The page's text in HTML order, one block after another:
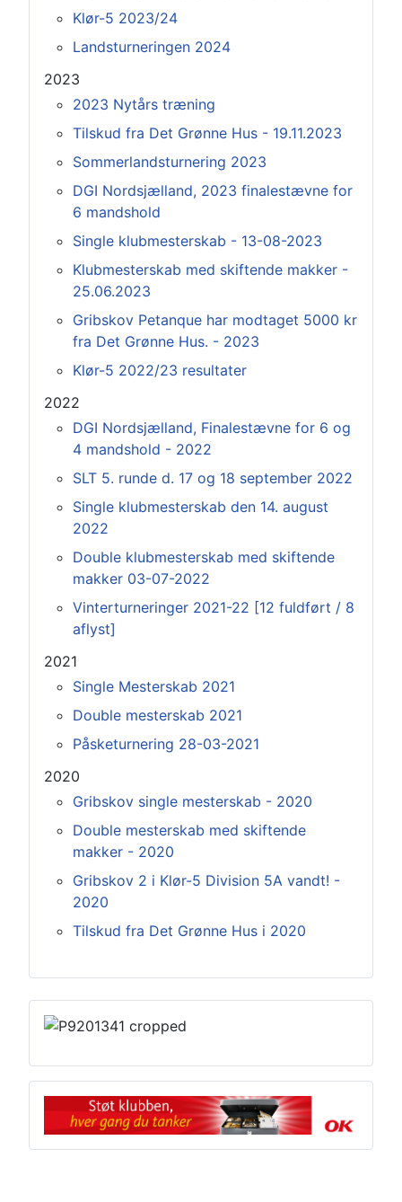
Klør-5 2023/24
Landsturneringen 2024
2023
2023 Nytårs træning
Tilskud fra Det Grønne Hus - 19.11.2023
Sommerlandsturnering 2023
DGI Nordsjælland, 2023 finalestævne for
6 mandshold
Single klubmesterskab - 13-08-2023
Klubmesterskab med skiftende makker -
25.06.2023
Gribskov Petanque har modtaget 5000 kr
fra Det Grønne Hus. - 2023
Klør-5 2022/23 resultater
2022
DGI Nordsjælland, Finalestævne for 6 og
4 mandshold - 2022
SLT 5. runde d. 17 og 18 september 2022
Single klubmesterskab den 14. august
2022
Double klubmesterskab med skiftende
makker 03-07-2022
Vinterturneringer 2021-22 [12 fuldført / 8
aflyst]
2021
Single Mesterskab 2021
Double mesterskab 2021
Påsketurnering 28-03-2021
2020
Gribskov single mesterskab - 2020
Double mesterskab med skiftende
makker - 2020
Gribskov 2 i Klør-5 Division 5A vandt! -
2020
Tilskud fra Det Grønne Hus i 2020